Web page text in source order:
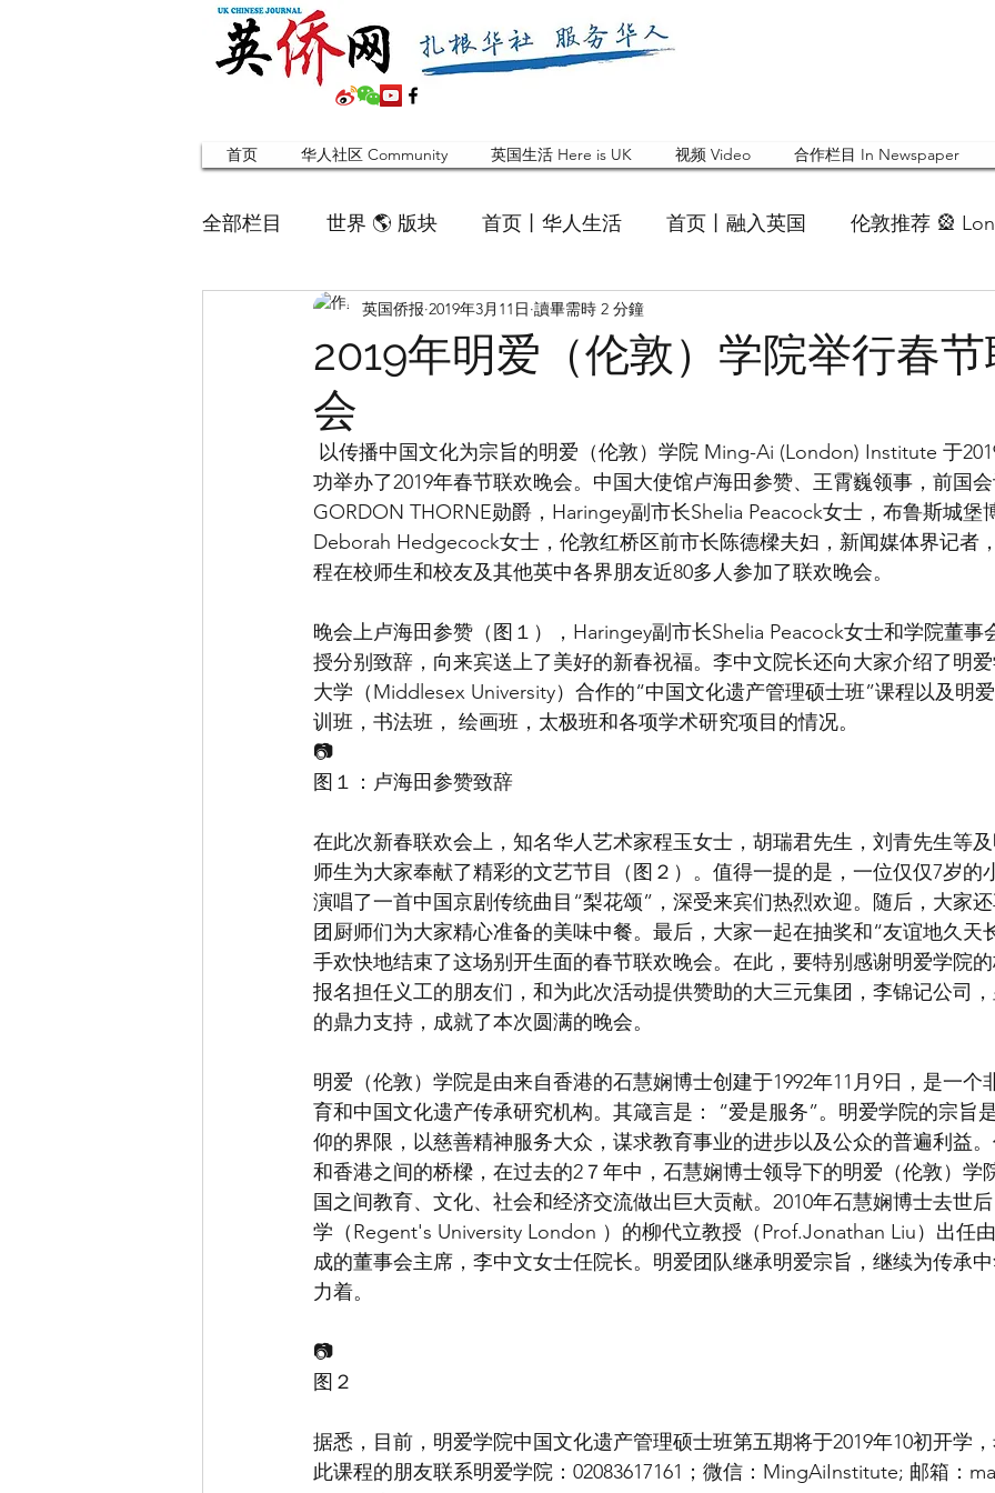
首页 华人社区 Community 英国生活 Here is UK 视频 Video 合作栏目 In Newspaper
全部栏目 世界 🌎 版块 首页丨华人生活 首页丨融入英国 伦敦推荐 🎡
英国脱宅指南 Time out 英国快乐肥宅指南 Cola
寻找组织 Friends
合作栏目 留学生 英国白金汉大学中国校友会
2019年明爱（伦敦）学院举行春
会
英国侨报 2019年3月11日 讀畢需時 2 分鐘
功举办了2019年春节联欢晚会。中国大使馆卢海田参赞、王霄巍领事，前国
GORDON THORNE勋爵，Haringey副市长Shelia Peacock女士，布鲁斯城堡
Deborah Hedgecock女士，伦敦红桥区前市长陈德樑夫妇，新闻媒体界记者
程在校师生和校友及其他英中各界朋友近80多人参加了联欢晚会。
晚会上卢海田参赞（图１），Haringey副市长Shelia Peacock女士和学院董事
授分别致辞，向来宾送上了美好的新春祝福。李中文院长还向大家介绍了明
大学（Middlesex University）合作的“中国文化遗产管理硕士班”课程以及明
训班，书法班， 绘画班，太极班和各项学术研究项目的情况。
📷
图１：卢海田参赞致辞
在此次新春联欢会上，知名华人艺术家程玉女士，胡瑞君先生，刘青先生等
师生为大家奉献了精彩的文艺节目（图２）。值得一提的是，一位仅仅7岁的
演唱了一首中国京剧传统曲目“梨花颂”，深受来宾们热烈欢迎。随后，大家
团厨师们为大家精心准备的美味中餐。最后，大家一起在抽奖和“友谊地久天
手欢快地结束了这场别开生面的春节联欢晚会。在此，要特别感谢明爱学院
报名担任义工的朋友们，和为此次活动提供赞助的大三元集团，李锦记公司
的鼎力支持，成就了本次圆满的晚会。
明爱（伦敦）学院是由来自香港的石慧娴博士创建于1992年11月9日，是一个
育和中国文化遗产传承研究机构。其箴言是： “爱是服务”。明爱学院的宗旨
仰的界限，以慈善精神服务大众，谋求教育事业的进步以及公众的普遍利益
和香港之间的桥樑，在过去的2７年中，石慧娴博士领导下的明爱（伦敦）学
国之间教育、文化、社会和经济交流做出巨大贡献。2010年石慧娴博士去世
学（Regent's University London ）的柳代立教授（Prof.Jonathan Liu）出任
成的董事会主席，李中文女士任院长。明爱团队继承明爱宗旨，继续为传承
力着。
📷
图２
据悉，目前，明爱学院中国文化遗产管理硕士班第五期将于2019年10初开学
此课程的朋友联系明爱学院：02083617161；微信：MingAiInstitute; 邮箱：